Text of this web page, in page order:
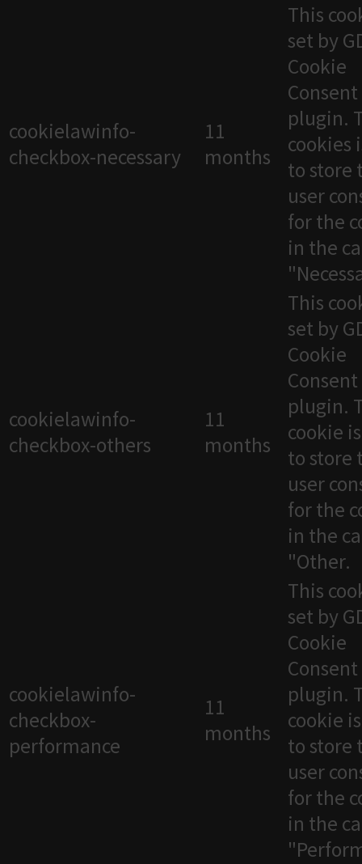
cookielawinfo-
checkbox-necessary
11
months
This
set by
Cookie
Consent
plugin.
cookies
to store
user
for the
in the
cookielawinfo-
checkbox-others
11
months
This
set by
Cookie
Consent
plugin.
cookie
to store
user
for the
in the
"Other.
cookielawinfo-
checkbox-
performance
11
months
This
set by
Cookie
Consent
plugin.
cookie
to store
user
for the
in the